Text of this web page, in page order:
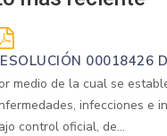
00018426
medio de la cual se
infecciones e
control oficial, de...